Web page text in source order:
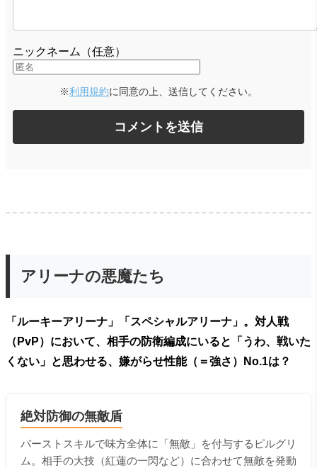
ニックネーム（任意）
※利用規約に同意の上、送信してください。
アリーナの悪魔たち
「ルーキーアリーナ」「スペシャルアリーナ」。対人戦
（PvP）において、相手の防衛編成にいると「うわ、戦いた
くない」と思わせる、嫌がらせ性能（＝強さ）No.1は？
絶対防御の無敵盾
バーストスキルで味方全体に「無敵」を付与するピルグリ
ム。相手の大技（紅蓮の一閃など）に合わせて無敵を発動